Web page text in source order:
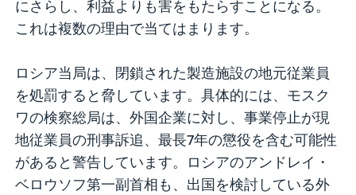
にさらし、利益よりも害をもたらすことになる。
これは複数の理由で当てはまります。
ロシア当局は、閉鎖された製造施設の地元従業員
を処罰すると脅しています。具体的には、モスク
ワの検察総局は、外国企業に対し、事業停止が現
地従業員の刑事訴追、最長7年の懲役を含む可能性
があると警告しています。ロシアのアンドレイ・
ベロウソフ第一副首相も、出国を検討している外